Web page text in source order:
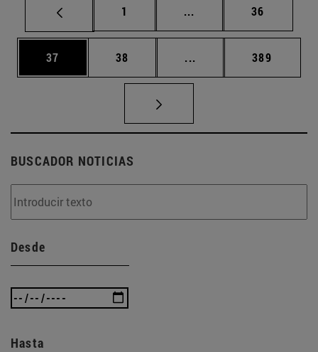
Página
1 ... Páginas intermedias
Página
36
Página
37 Página
38 ... Páginas intermedias
Página
389
BUSCADOR NOTICIAS
Desde
Hasta